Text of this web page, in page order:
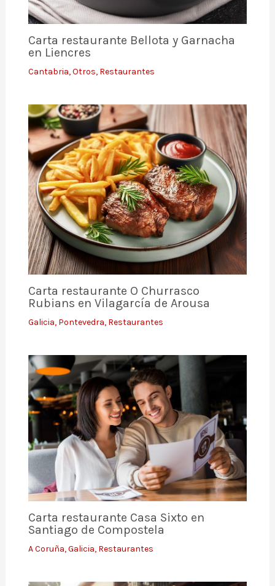
Carta restaurante Bellota y Garnacha
en Liencres
Cantabria,Otros, Restaurantes
Carta restaurante O Churrasco
Rubians en Vilagarcía de Arousa
Galicia, Pontevedra, Restaurantes
Carta restaurante Casa Sixto en
Santiago de Compostela
A Coruña,Galicia, Restaurantes